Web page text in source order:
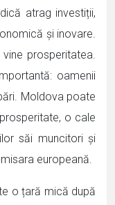
atrag investiții,
și inovare.
prosperitatea.
oamenii
Moldova poate
o cale
săi muncitori și
europeană.
o țară mică după